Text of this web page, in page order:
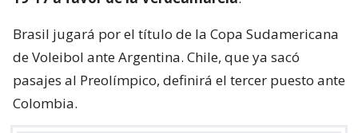
Brasil jugará por el título de la Copa Sudamericana
de Voleibol ante Argentina. Chile, que ya sacó
pasajes al Preolímpico, definirá el tercer puesto ante
Colombia.